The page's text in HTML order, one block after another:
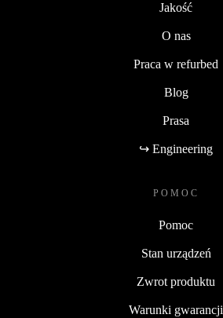
Jakość
O nas
Praca w refurbed
Blog
Prasa
↪ Engineering
POMOC
Pomoc
Stan urządzeń
Zwrot produktu
Warunki gwarancji